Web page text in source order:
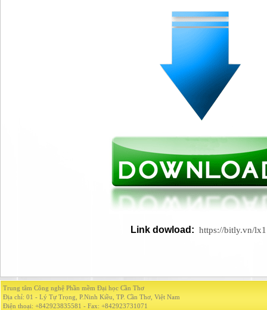
Link dowload: https://bitly.vn/lx1
Trung tâm Công nghệ Phần mềm Đại học Cần Thơ
Địa chỉ: 01 - Lý Tự Trọng, P.Ninh Kiều, TP. Cần Thơ, Việt Nam
Điện thoại: +842923835581 - Fax: +842923731071